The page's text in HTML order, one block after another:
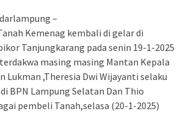
–
Kemenag kembali di gelar di
Tanjungkarang pada senin 19-1-2025
masing masing Mantan Kepala
Lukman ,Theresia Dwi Wijayanti selaku
BPN Lampung Selatan Dan Thio
pembeli Tanah,selasa (20-1-2025)